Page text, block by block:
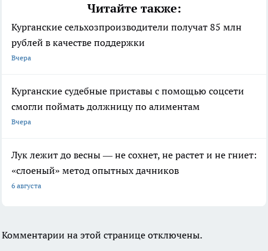
Читайте также:
Курганские сельхозпроизводители получат 85 млн
рублей в качестве поддержки
Вчера
Курганские судебные приставы с помощью соцсети
смогли поймать должницу по алиментам
Вчера
Лук лежит до весны — не сохнет, не растет и не гниет:
«слоеный» метод опытных дачников
6 августа
Комментарии на этой странице отключены.